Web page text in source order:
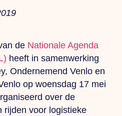
de Nationale Agenda
heeft in samenwerking
Ondernemend Venlo en
op woensdag 17 mei
over de
rijden voor logistieke